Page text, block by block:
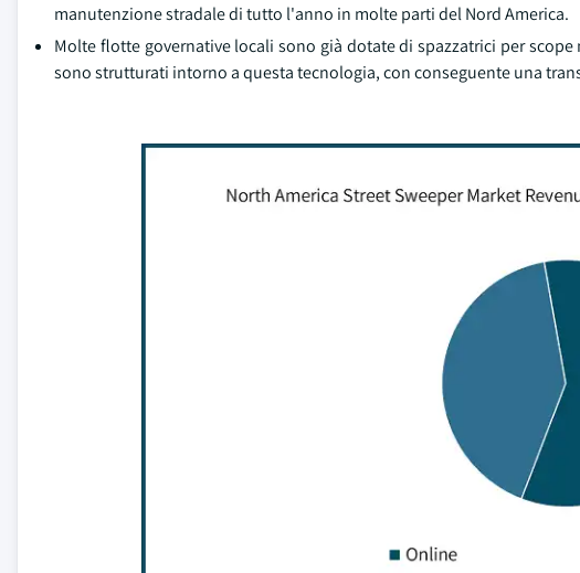
manutenzione stradale di tutto l'anno in molte parti del Nord America.
Molte flotte governative locali sono già dotate di spazzatrici per
sono strutturati intorno a questa tecnologia, con conseguente una